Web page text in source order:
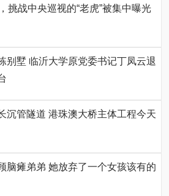
挑战中央巡视的“老虎”被集中曝光
别墅 临沂大学原党委书记丁凤云退
沉管隧道 港珠澳大桥主体工程今天
脑瘫弟弟 她放弃了一个女孩该有的